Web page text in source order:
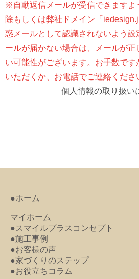
※自動返信メールが受信できますよ
除もしくは弊社ドメイン「
惑メールとして認識されないよう設
ールが届かない場合は、メールが
い可能性がございます。お手数です
いただくか、お電話でご連絡くださ
個人情報の取り扱い
●ホーム
マイホーム
●スマイルプラスコンセプト
●施工事例
●お客様の声
●家づくりのステップ
●お役立ちコラム